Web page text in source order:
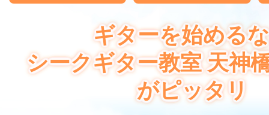
ギターを始める
シークギター教室 天神
がピッタリ